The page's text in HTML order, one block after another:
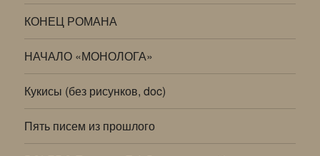
КОНЕЦ РОМАНА
НАЧАЛО «МОНОЛОГА»
Кукисы (без рисунков, doc)
Пять писем из прошлого